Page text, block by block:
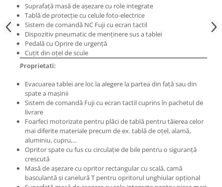
Masini pneumatice de filetat
Masini electrice de filetat
Exhaustor pentru aschii metal
Masini de gaurit cu talpa
magnetica
Accesorii prelucrare metal
Universale de strung si accesorii
pentru strunguri
Falci pentru 3 bacuri PS3/ PO3
Falci pentru 4 bacuri PS4/ PO4
Flanșă
Fălcile pentru 3-bacuri DK11
Fălcile pentru 4-bacuri DK12
Suprafaţă masă de aşezare cu role integrate
Tablă de protecţie cu celule foto-electrice
Sistem de comandă NC Fuji cu ecran tactil
Dispozitiv pneumatic de menţinere sus a tablei
Pedală cu Oprire de urgenţă
Cuţit din oţel de scule
Proprietati:
Evacuarea tablei are loc la alegere la partea din faţă sau din
spate a maşinii
Sistem de comandă Fuji cu ecran tactil cuprins în pachetul de
livrare
Foarfeci motorizate pentru plăci de tablă pentru tăierea celor
mai diferite materiale precum de ex. tablă de oţel, alamă,
aluminiu, cupru,...
Opritor spate cu fus cu circulaţie de bile pentru o siguranţă
crescută
Masă de aşezare cu opritor rectangular cu scală, camă
basculantă şi canelură T pentru opritorul unghiular opţional